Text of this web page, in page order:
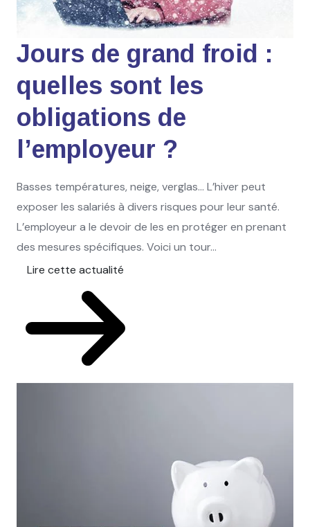
Jours de grand froid :
quelles sont les
obligations de
l’employeur ?
Basses températures, neige, verglas… L’hiver peut
exposer les salariés à divers risques pour leur santé.
L’employeur a le devoir de les en protéger en prenant
des mesures spécifiques. Voici un tour...
Lire cette actualité